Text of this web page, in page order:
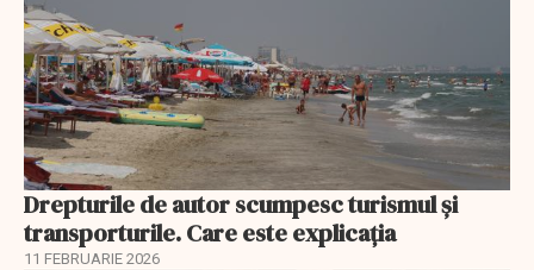
Drepturile de autor scumpesc turismul și
transporturile. Care este explicația
11 FEBRUARIE 2026